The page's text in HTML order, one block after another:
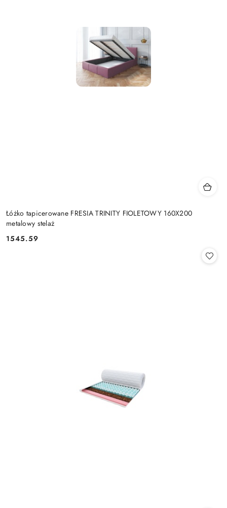
Łóżko tapicerowane FRESIA TRINITY FIOLETOWY 160X200
metalowy stelaż
Cena:
1545.59